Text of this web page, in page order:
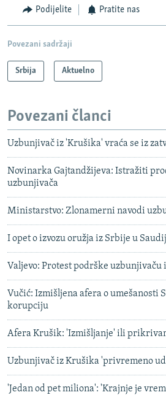
Podijelite Pratite nas
Povezani sadržaji
Srbija Aktuelno
Povezani članci
Uzbunjivač iz 'Krušika' vraća se iz
Novinarka Gajtandžijeva: Istražiti
uzbunjivača
Ministarstvo: Zlonamerni navodi
I opet o izvozu oružja iz Srbije u
Valjevo: Protest podrške uzbunjivaču
Vučić: Izmišljena afera o umešanosti
korupciju
Afera Krušik: 'Izmišljanje' ili
Uzbunjivač iz Krušika 'privremeno
'Jedan od pet miliona': 'Krajnje je